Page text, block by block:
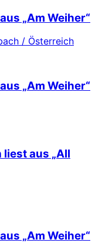
„Am Weiher“
/ Österreich
„Am Weiher“
aus „All
„Am Weiher“